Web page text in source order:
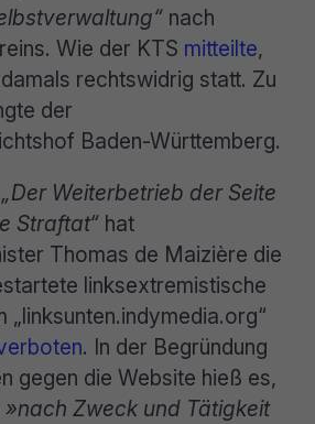
nach
Wie der KTS mitteilte,
rechtswidrig statt. Zu
der
Baden-Württemberg.
„Der Weiterbetrieb der Seite
Straftat“ hat
Thomas de Maizière die
linksextremistische
„linksunten.indymedia.org“
. In der Begründung
gegen die Website hieß es,
»nach Zweck und Tätigkeit